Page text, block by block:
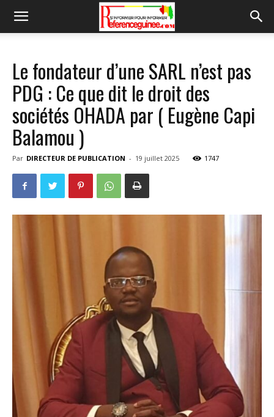
Le fondateur d’une SARL n’est pas
PDG : Ce que dit le droit des
sociétés OHADA par ( Eugène Capi
Balamou )
Par DIRECTEUR DE PUBLICATION - 19 juillet 2025 1747